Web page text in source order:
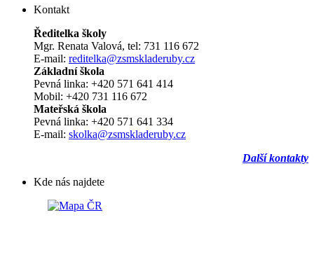
Kontakt
Ředitelka školy
Mgr. Renata Valová, tel: 731 116 672
E-mail: reditelka@zsmskladeruby.cz
Základní škola
Pevná linka: +420 571 641 414
Mobil: +420 731 116 672
Mateřská škola
Pevná linka: +420 571 641 334
E-mail: skolka@zsmskladeruby.cz
Další kontakty
Kde nás najdete